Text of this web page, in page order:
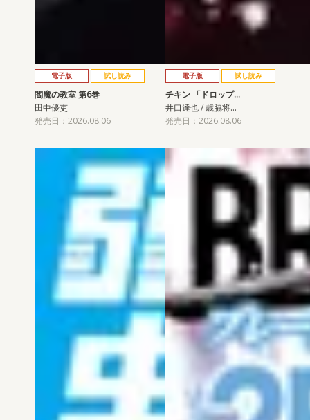
電子版 試し読み
閻魔の教室 第6巻
田中優吏
発売日：2026.08.06
電子版 試し読み
チキン 「ドロップ…
井口達也 / 歳脇将…
発売日：2026.08.06